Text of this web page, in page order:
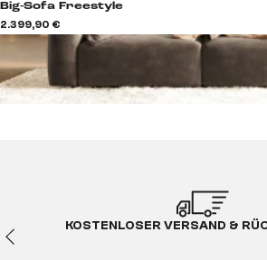
Big-Sofa Freestyle
2.399,90 €
KOSTENLOSER VERSAND &